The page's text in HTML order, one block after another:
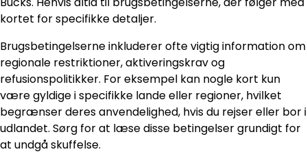
kortet for specifikke detaljer.
Brugsbetingelserne inkluderer ofte vigtig information om
regionale restriktioner, aktiveringskrav og
refusionspolitikker. For eksempel kan nogle kort kun
være gyldige i specifikke lande eller regioner, hvilket
begrænser deres anvendelighed, hvis du rejser eller bor i
udlandet. Sørg for at læse disse betingelser grundigt for
at undgå skuffelse.